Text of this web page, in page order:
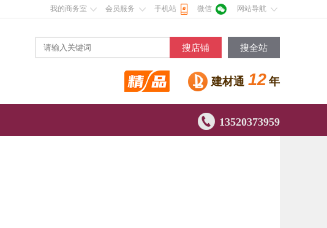
我的商务室 会员服务 手机站 微信 网站导航
搜店铺 搜全站
建材通 12 年
 13520373959